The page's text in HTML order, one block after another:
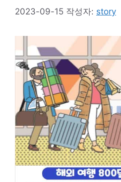
2023-09-15 작성자: story